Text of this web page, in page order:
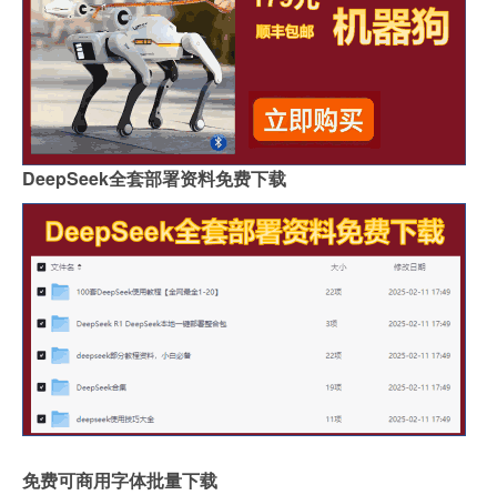
DeepSeek全套部署资料免费下载
免费可商用字体批量下载